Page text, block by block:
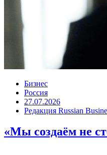
Бизнес
Россия
27.07.2026
Редакция Russian
«Мы создаём не